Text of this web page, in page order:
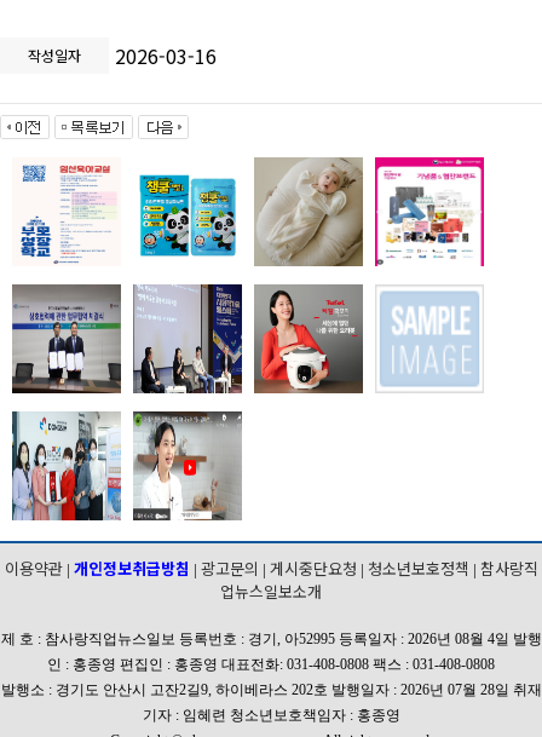
작성일자 2026-03-16
이용약관| 개인정보취급방침 | 광고문의 | 게시중단요청 | 청소년보호정책 | 참사랑직
업뉴스일보소개
제 호 : 참사랑직업뉴스일보 등록번호 : 경기, 아52995 등록일자 : 2026년 08월 4일 발행
인 : 홍종영 편집인 : 홍종영 대표전화: 031-408-0808 팩스 : 031-408-0808
발행소 : 경기도 안산시 고잔2길9, 하이베라스 202호 발행일자 : 2026년 07월 28일 취재
기자 : 임혜련 청소년보호책임자 : 홍종영